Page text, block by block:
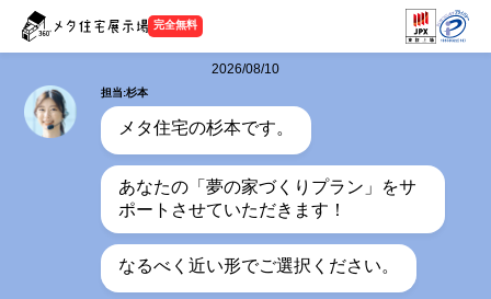
完全無料
2026/08/10
担当:杉本
メタ住宅の杉本です。
あなたの「夢の家づくりプラン」をサ
ポートさせていただきます！
なるべく近い形でご選択ください。